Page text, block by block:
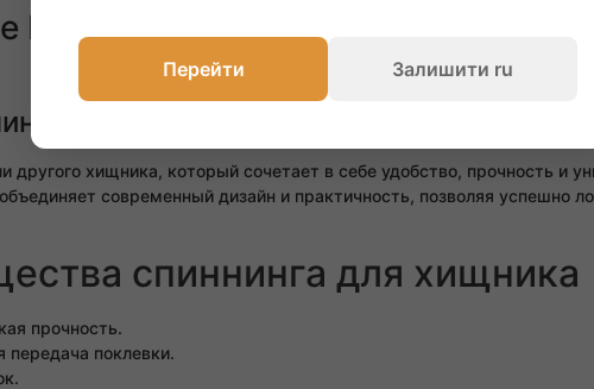
Proteus Spin 2.4м тест 5-20г –
для ловли хищника Mifine Proteus?
другого хищника, который сочетает в себе удобство, прочность и
современный дизайн и практичность, позволяя успешно
спиннинга для хищника
прочность.
передача поклевки.
Перейти Залишити ru